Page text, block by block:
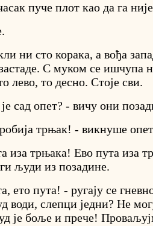
пуче плот као да га
ни сто корака, а вођа
С муком се ишчупа
лево, то десно. Стоје сви.
сад опет? - вичу они
трњак! - викнуше
иза трњака! Ево пута иза
људи из позадине.
ето пута! - ругају се
води, слепци једни? Не
је боље и прече!